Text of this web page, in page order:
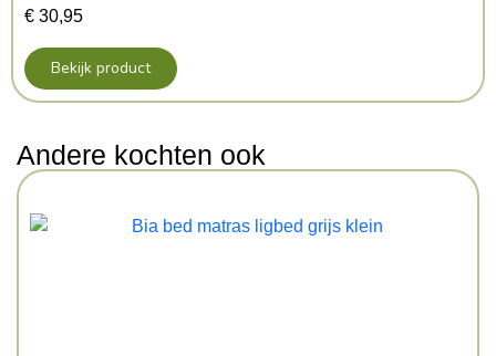
€ 30,95
Bekijk product
Andere kochten ook